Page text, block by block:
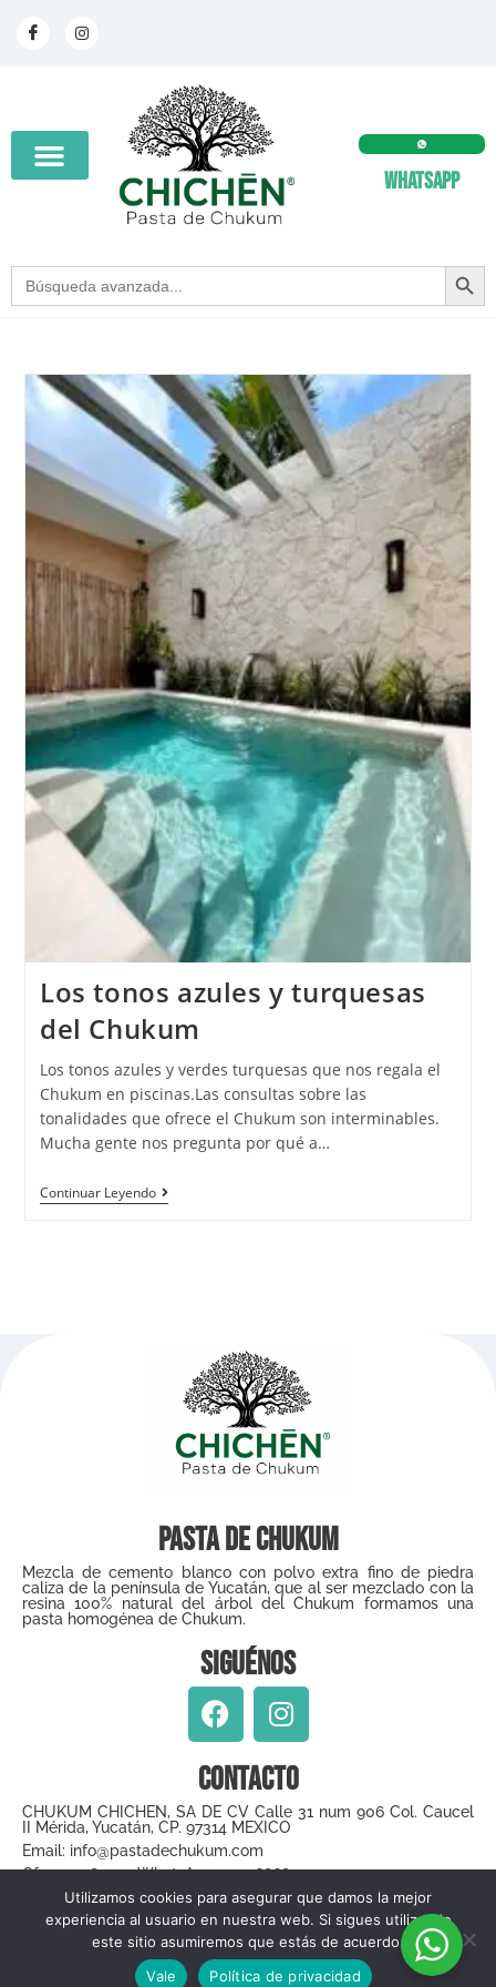
Whatsapp
Search
for:
SEARCH
Los tonos azules y turquesas
del Chukum
Los tonos azules y verdes turquesas que nos regala el
Chukum en piscinas.Las consultas sobre las
tonalidades que ofrece el Chukum son interminables.
Mucha gente nos pregunta por qué a…
Continuar Leyendo
Pasta de Chukum
Mezcla de cemento blanco con polvo extra fino de piedra
caliza de la península de Yucatán, que al ser mezclado con la
resina 100% natural del árbol del Chukum formamos una
pasta homogénea de Chukum.
Siguénos
Contacto
CHUKUM CHICHEN, SA DE CV Calle 31 num 906 Col. Caucel
II Mérida, Yucatán, CP. 97314 MEXICO
Email: info@pastadechukum.com
Of. 9999483244 WhatsApp 9999686801
Todos los derechos reservados pastadechukum.com –Política de
Política de Reembolsos y Devoluciones –Términos y
ES
Utilizamos cookies para asegurar que damos la mejor
experiencia al usuario en nuestra web. Si sigues utilizando
este sitio asumiremos que estás de acuerdo.
Vale
Política de privacidad